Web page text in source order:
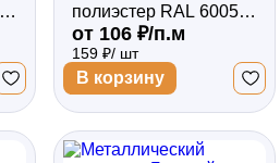
полиэстер RAL 6005
(Зелёный мох)
1500*105*0,5
двухсторонний
Полукруглый
от 106 ₽/п.м
159 ₽/ шт
В корзину